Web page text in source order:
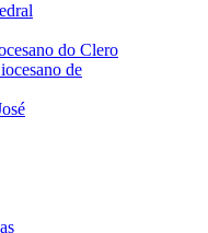
do Clero
de